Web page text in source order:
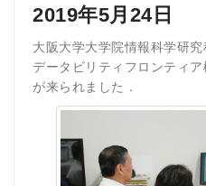
2019年5月24日
大阪大学大学院情報科学研
データビリティフロンティ
が来られました．